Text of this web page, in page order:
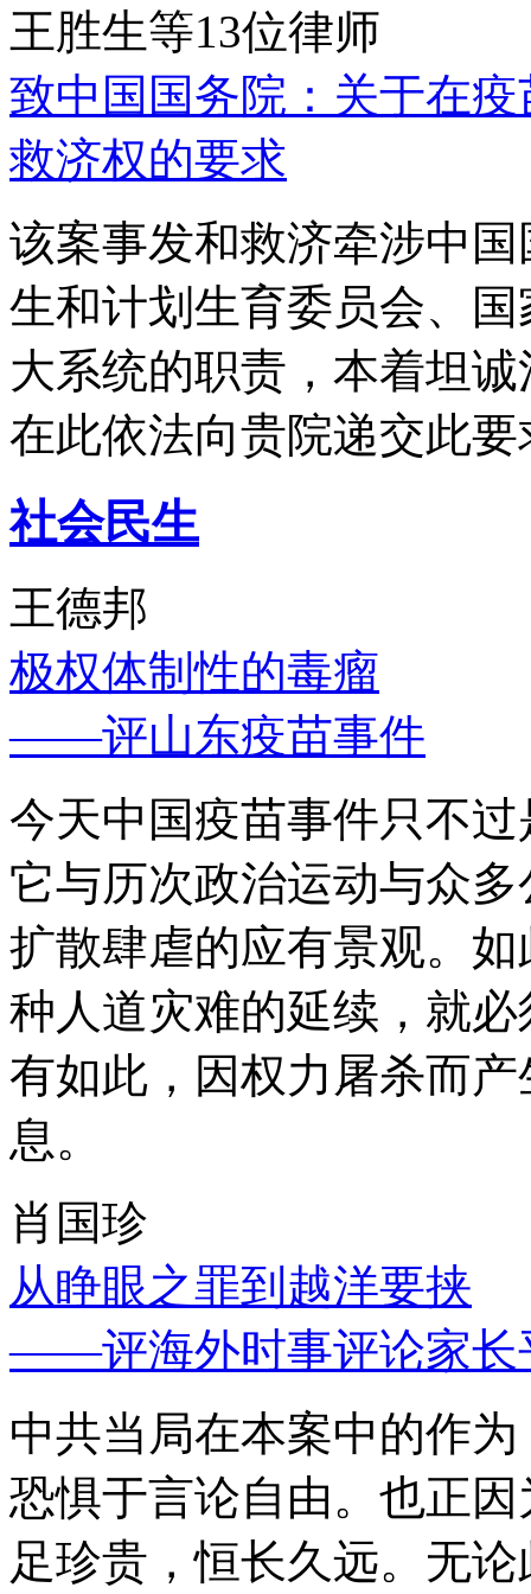
王胜生等13位律师
致中国国务院：关于在
救济权的要求
该案事发和救济牵涉中
生和计划生育委员会、
大系统的职责，本着坦
在此依法向贵院递交此要
社会民生
王德邦
极权体制性的毒瘤
——评山东疫苗事件
今天中国疫苗事件只不
它与历次政治运动与众
扩散肆虐的应有景观。
种人道灾难的延续，就
有如此，因权力屠杀而
息。
肖国珍
从睁眼之罪到越洋要挟
——评海外时事评论家长
中共当局在本案中的作
恐惧于言论自由。也正
足珍贵，恒长久远。无